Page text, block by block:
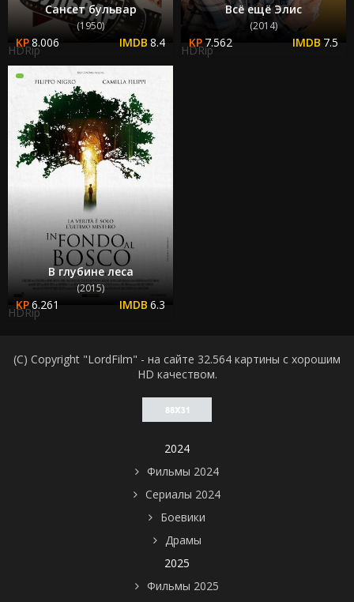
Сансет бульвар
(1950)
8.006 8.4
HDRip
Всё ещё Элис
(2014)
7.562 7.5
HDRip
В глубине леса
(2015)
6.261 6.3
HDRip
(C) Copyright "LordFilm" - на сайте 32.564 картины с хорошим
HD качеством.
2024
Фильмы 2024
Сериалы 2024
Боевики
Драмы
2025
Фильмы 2025